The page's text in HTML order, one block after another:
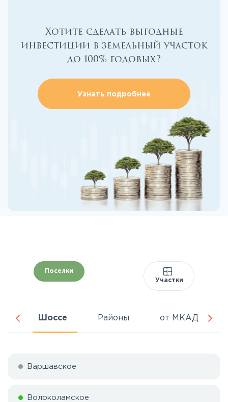
Хотите сделать выгодные
инвестиции в земельный участок
до 100% годовых?
Узнать подробнее
Поселки
Участки
Шоссе Районы от МКАД
Варшавское
Волоколамское